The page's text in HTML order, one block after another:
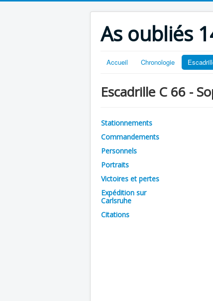
As oubliés
Accueil Chronologie
Escadrille C 66 -
Stationnements
Commandements
Personnels
Portraits
Victoires et pertes
Expédition sur
Carlsruhe
Citations